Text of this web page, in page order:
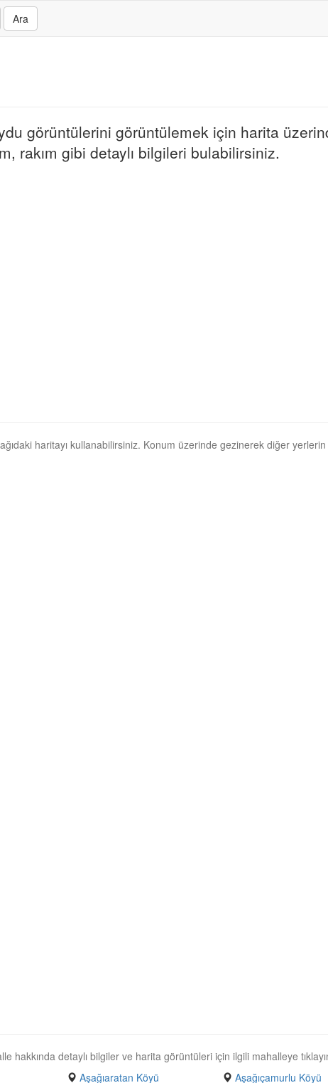
Ara
görüntülerini görüntülemek için harita
rakım gibi detaylı bilgileri bulabilirsiniz.
haritayı kullanabilirsiniz. Konum üzerinde gezinerek diğer
hakkında detaylı bilgiler ve harita görüntüleri için ilgili mahalleye
Aşağıaratan Köyü
Aşağıçamurlu Köyü